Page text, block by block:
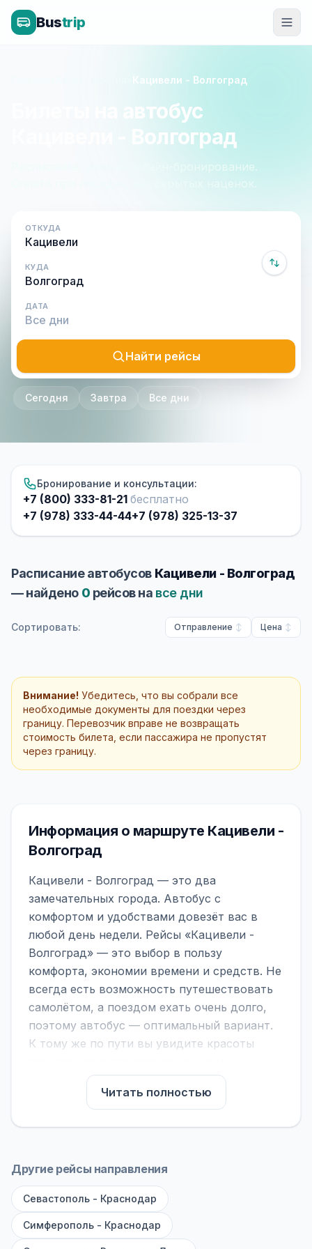
Bustrip
Кацивели - Волгоград
Билеты на автобус
Кацивели - Волгоград
Расписание, цены и онлайн-бронирование.
Оплата при посадке, без скрытых наценок.
ОТКУДА
КУДА
ДАТА
Найти рейсы
Сегодня Завтра Все дни
Бронирование и консультации:
+7 (800) 333-81-21 бесплатно
+7 (978) 333-44-44+7 (978) 325-13-37
Расписание автобусов Кацивели - Волгоград
— найдено 0 рейсов на все дни
Сортировать: Отправление Цена
Внимание! Убедитесь, что вы собрали все
необходимые документы для поездки через
границу. Перевозчик вправе не возвращать
стоимость билета, если пассажира не пропустят
через границу.
Информация о маршруте Кацивели -
Волгоград
Кацивели - Волгоград — это два
замечательных города. Автобус с
комфортом и удобствами довезёт вас в
любой день недели. Рейсы «Кацивели -
Волгоград» — это выбор в пользу
комфорта, экономии времени и средств. Не
всегда есть возможность путешествовать
самолётом, а поездом ехать очень долго,
поэтому автобус — оптимальный вариант.
К тому же по пути вы увидите красоты
На нашем сайте вы можете найти
расписание автобусов Кацивели -
Волгоград, сравнить рейсы и выбрать
обратите внимание на микроавтобусы (8–18
большие автобусы (от 40 мест): у них лучше
подвеска и дорога ощущается меньше.
Читать полностью
Другие рейсы направления
Севастополь - Краснодар
Симферополь - Краснодар